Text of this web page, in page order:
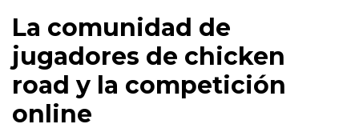
La comunidad de
jugadores de chicken
road y la competición
online